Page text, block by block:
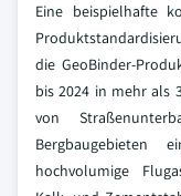
Eine beispielhafte
die GeoBinder-
bis 2024 in mehr als
von
Bergbaugebieten
hochvolumige